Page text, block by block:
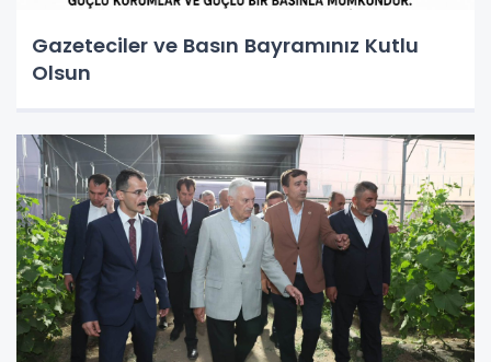
Gazeteciler ve Basın Bayramınız Kutlu
Olsun